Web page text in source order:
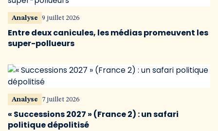
Analyse 9 juillet 2026
Entre deux canicules, les médias promeuvent les
super-pollueurs
Analyse 7 juillet 2026
« Successions 2027 » (France 2) : un safari
politique dépolitisé